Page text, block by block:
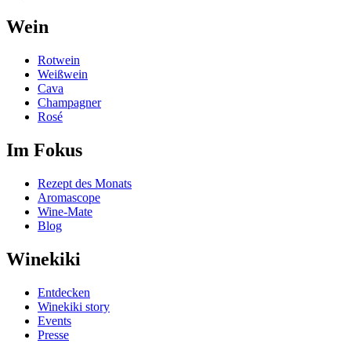
Wein
Rotwein
Weißwein
Cava
Champagner
Rosé
Im Fokus
Rezept des Monats
Aromascope
Wine-Mate
Blog
Winekiki
Entdecken
Winekiki story
Events
Presse